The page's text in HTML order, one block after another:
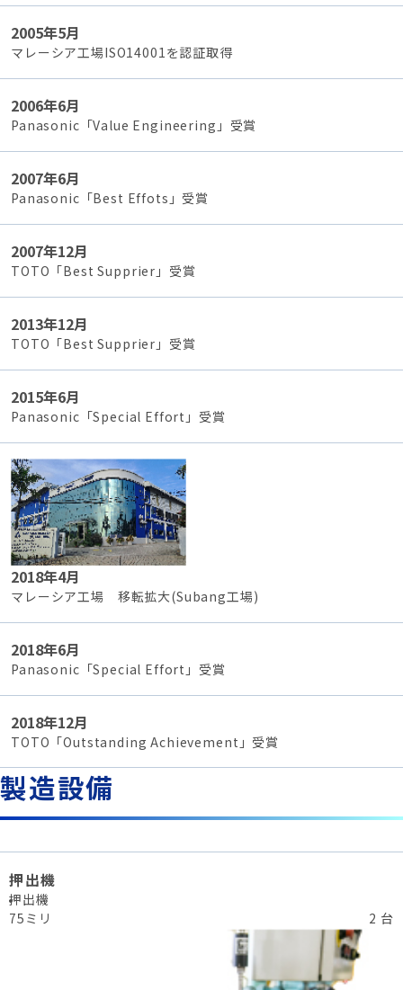
2005年5月
マレーシア工場ISO14001を認証取得
2006年6月
Panasonic「Value Engineering」受賞
2007年6月
Panasonic「Best Effots」受賞
2007年12月
TOTO「Best Supprier」受賞
2013年12月
TOTO「Best Supprier」受賞
2015年6月
Panasonic「Special Effort」受賞
2018年4月
マレーシア工場 移転拡大(Subang工場)
2018年6月
Panasonic「Special Effort」受賞
2018年12月
TOTO「Outstanding Achievement」受賞
製造設備
押出機
押出機
75ミリ
2 台